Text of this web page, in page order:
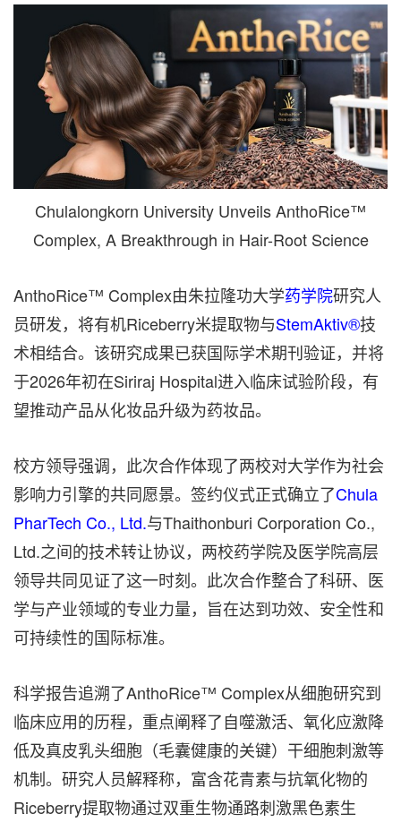
Chulalongkorn University Unveils AnthoRice™
Complex, A Breakthrough in Hair-Root Science
AnthoRice™ Complex由朱拉隆功大学药学院研究人
员研发，将有机Riceberry米提取物与StemAktiv®技
术相结合。该研究成果已获国际学术期刊验证，并将
于2026年初在Siriraj Hospital进入临床试验阶段，有
望推动产品从化妆品升级为药妆品。
校方领导强调，此次合作体现了两校对大学作为社会
影响力引擎的共同愿景。签约仪式正式确立了Chula
PharTech Co., Ltd.与Thaithonburi Corporation Co.,
Ltd.之间的技术转让协议，两校药学院及医学院高层
领导共同见证了这一时刻。此次合作整合了科研、医
学与产业领域的专业力量，旨在达到功效、安全性和
可持续性的国际标准。
科学报告追溯了AnthoRice™ Complex从细胞研究到
临床应用的历程，重点阐释了自噬激活、氧化应激降
低及真皮乳头细胞（毛囊健康的关键）干细胞刺激等
机制。研究人员解释称，富含花青素与抗氧化物的
Riceberry提取物通过双重生物通路刺激黑色素生